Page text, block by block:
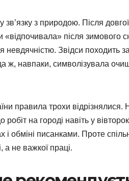
з природою. Після
«відпочивала» після зимового
невдячністю. Звідси походить
ж, навпаки, символізувала
правила трохи відрізнялися.
робіт на городі навіть у
і обміні писанками. Проте
не важкої праці.